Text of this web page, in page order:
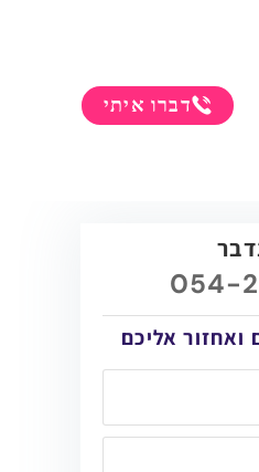
דברו איתי
054-
ואחזור אליכם